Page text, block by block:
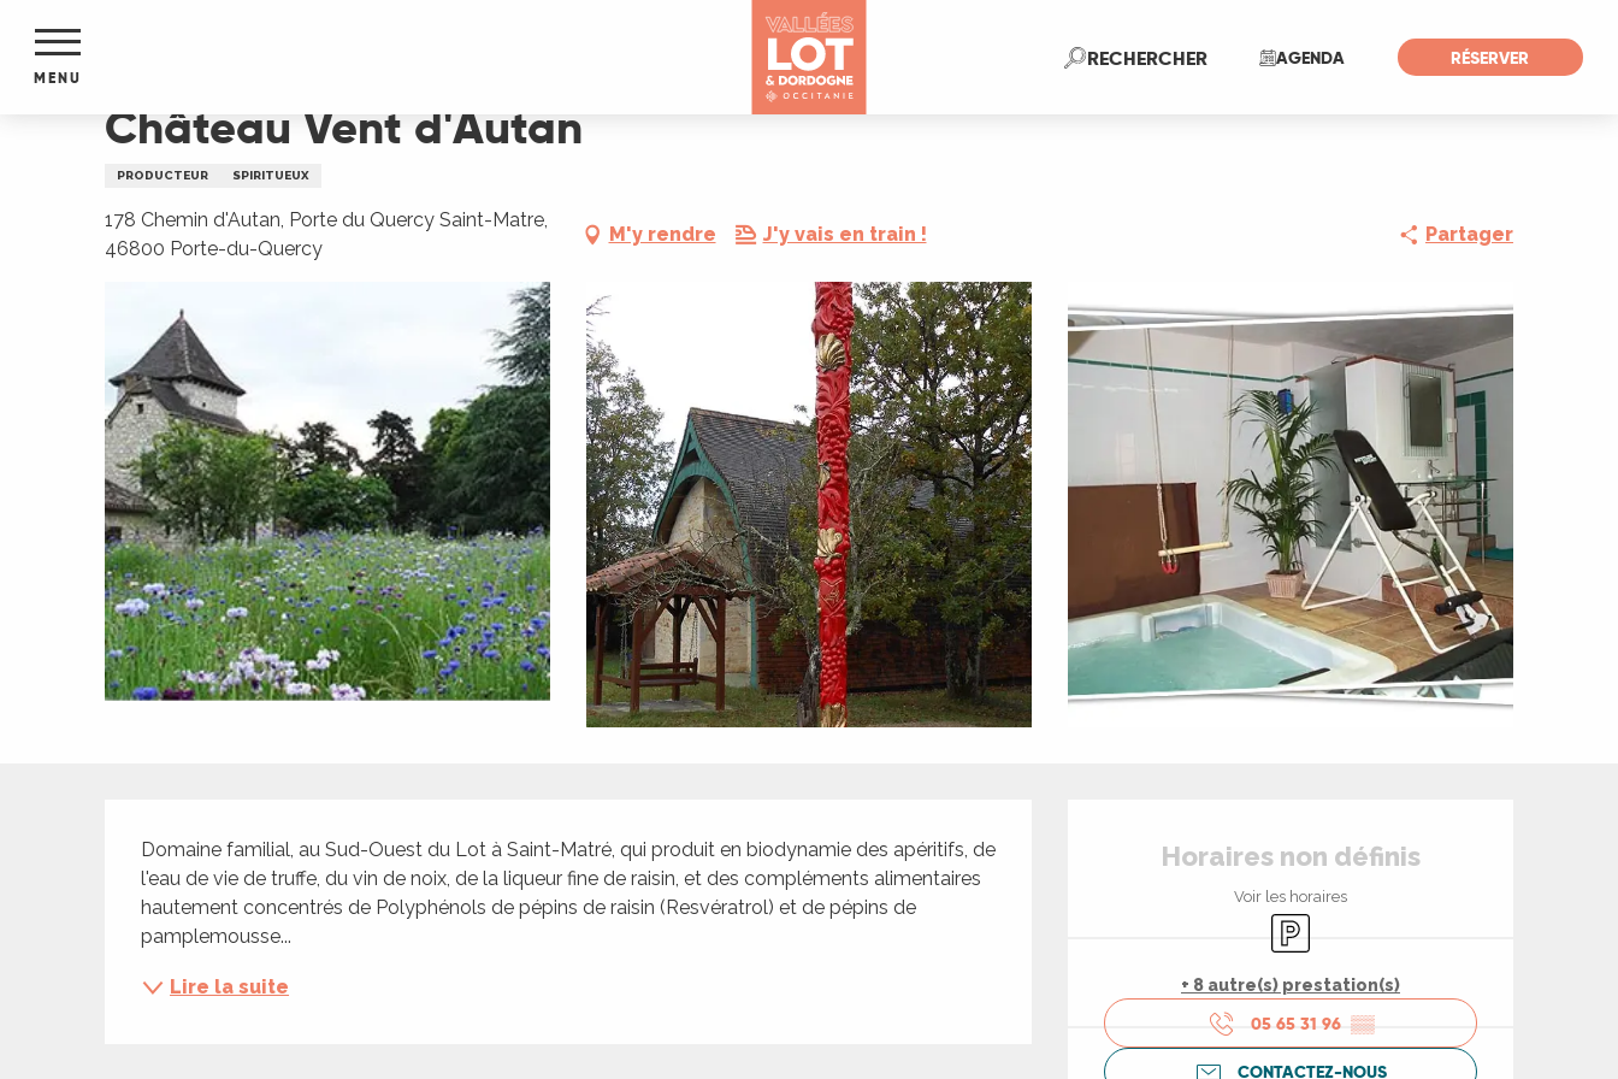
contenu
AGENDA RÉSERVER
RECHERCHERRecherche
MENU
Château Vent d'Autan
PRODUCTEUR SPIRITUEUX
178 Chemin d'Autan, Porte du Quercy Saint-Matre,
46800 Porte-du-Quercy
M'y rendre J'y vais en train ! Partager
Ouverture et
Horaires non définis
Voir les horaires
Parking
+ 8 autre(s) prestation(s)
05 65 31 96 ▒▒
CONTACTEZ-NOUS
Description
Domaine familial, au Sud-Ouest du Lot à Saint-Matré, qui produit en biodynamie des apéritifs, de
l'eau de vie de truffe, du vin de noix, de la liqueur fine de raisin, et des compléments alimentaires
hautement concentrés de Polyphénols de pépins de raisin (Resvératrol) et de pépins de
pamplemousse...
Lire la suite